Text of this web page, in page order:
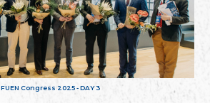
FUEN Congress 2025 - DAY 3